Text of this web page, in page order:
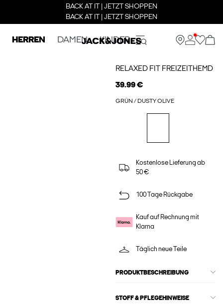
BACK AT IT | JETZT SHOPPEN
BACK AT IT | JETZT SHOPPEN
HERREN DAMEN KINDER
RELAXED FIT FREIZEITHEMD
39.99 €
GRÜN / DUSTY OLIVE
Kostenlose Lieferung ab
50 €
100 Tage Rückgabe
Kauf auf Rechnung mit
Klarna
Täglich neue Teile
PRODUKTBESCHREIBUNG
STOFF & PFLEGEHINWEISE